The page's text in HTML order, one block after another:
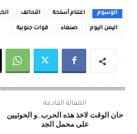
الوسوم اغتنام أسلحة التحالف
اليمن اليوم صنعاء قوات جنوبية
المقالة القادمة
حان الوقت لاخذ هذه الحرب..و الحوثيين
على محمل الجد